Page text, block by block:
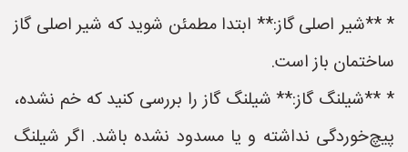
* **شیر اصلی گاز:** ابتدا مطمئن شوید که شیر اصلی گاز
ساختمان باز است.
* **شیلنگ گاز:** شیلنگ گاز را بررسی کنید که خم نشده،
پیچ‌خوردگی نداشته و یا مسدود نشده باشد. اگر شیلنگ